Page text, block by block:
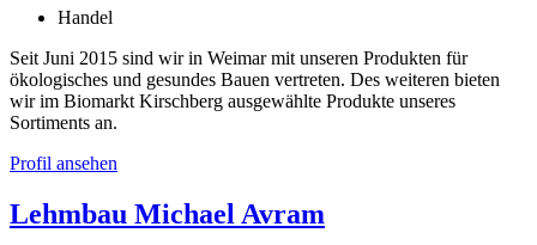
Handel
Seit Juni 2015 sind wir in Weimar mit unseren Produkten für
ökologisches und gesundes Bauen vertreten. Des weiteren bieten
wir im Biomarkt Kirschberg ausgewählte Produkte unseres
Sortiments an.
Profil ansehen
Lehmbau Michael Avram